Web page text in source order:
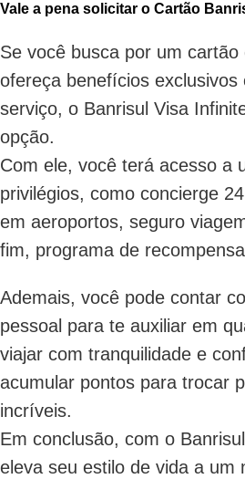
Vale a pena solicitar o Cartão
Se você busca por um
ofereça benefícios
serviço, o Banrisul Visa
opção.
Com ele, você terá acesso a
privilégios, como concierge
em aeroportos, seguro
fim, programa de
Ademais, você pode contar
pessoal para te auxiliar em
viajar com tranquilidade e
acumular pontos para trocar
incríveis.
Em conclusão, com o
eleva seu estilo de vida a um